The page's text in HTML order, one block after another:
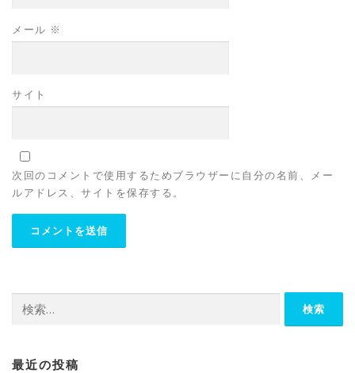
メール ※
サイト
次回のコメントで使用するためブラウザーに自分の名前、メー
ルアドレス、サイトを保存する。
索:
最近の投稿